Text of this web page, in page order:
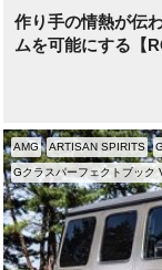
作り手の情熱が伝
ムを可能にする【
AMG ARTISAN SPIRITS
Gクラスパーフェクトブック